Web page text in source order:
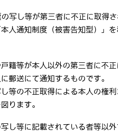
写し等が第三者に不正に取得さ
人通知制度（被害告知型）」を
籍等が本人以外の第三者に不
郵送にて通知するものです。
等の不正取得による本人の権
ります。
し等に記載されている者等以